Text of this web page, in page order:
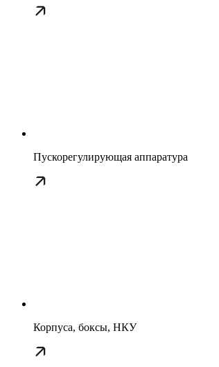
Пускорегулирующая аппаратура
Корпуса, боксы, НКУ